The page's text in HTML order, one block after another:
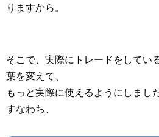
りますから。
そこで、実際にトレードをしてい
葉を変えて、
もっと実際に使えるようにしました
すなわち、